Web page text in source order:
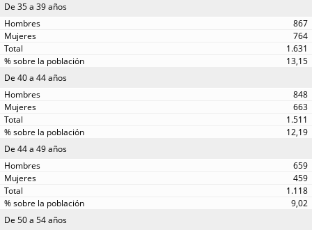
De 35 a 39 años
867
764
1.631
13,15
De 40 a 44 años
848
663
1.511
12,19
De 44 a 49 años
659
459
1.118
9,02
De 50 a 54 años